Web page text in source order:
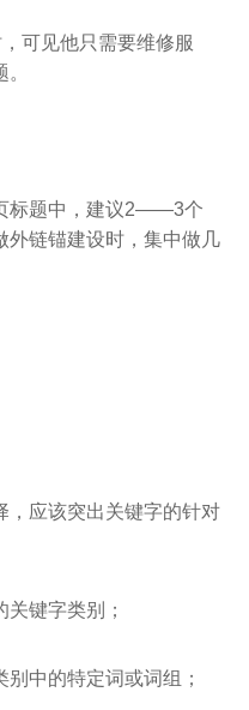
可见他只需要维修服
标题中，建议2——3个
外链锚建设时，集中做几
，应该突出关键字的针对
键字类别；
中的特定词或词组；